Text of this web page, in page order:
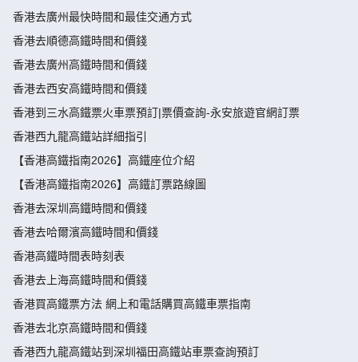
香港去廣州最快時間和最佳交通方式
香港去順德高鐵時間和價錢
香港去廣州高鐵時間和價錢
香港去西安高鐵時間和價錢
香港到三水高鐵票火車票預訂|票價查詢-永安旅遊官網訂票
香港西九龍高鐵站詳細指引
【香港高鐵指南2026】高鐵座位介紹
【香港高鐵指南2026】高鐵訂票路線圖
香港去深圳高鐵時間和價錢
香港去哈爾濱高鐵時間和價錢
香港高鐵時間表時刻表
香港去上海高鐵時間和價錢
香港買高鐵票方法 網上和電話購買高鐵車票指南
香港去北京高鐵時間和價錢
香港西九龍高鐵站到深圳福田高鐵站車票查詢預訂